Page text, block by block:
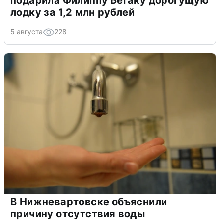
лодку за 1,2 млн рублей
5 августа 228
В Нижневартовске объяснили
причину отсутствия воды